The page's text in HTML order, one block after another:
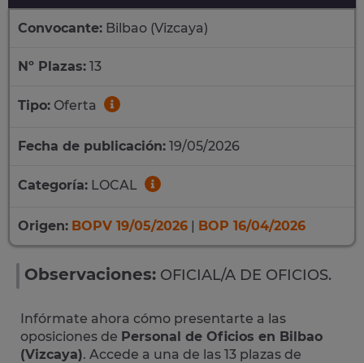
Convocante: Bilbao (Vizcaya)
Nº Plazas: 13
Tipo: Oferta
Fecha de publicación: 19/05/2026
Categoría: LOCAL
Origen: BOPV 19/05/2026 | BOP 16/04/2026
Observaciones: OFICIAL/A DE OFICIOS.
Infórmate ahora cómo presentarte a las
oposiciones de Personal de Oficios en Bilbao
(Vizcaya). Accede a una de las 13 plazas de